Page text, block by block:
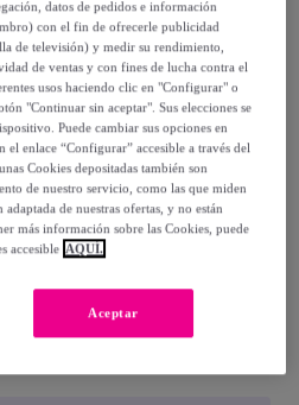
URBANOS
agotándose
datos de pedidos e información
con el fin de ofrecerle publicidad
de televisión) y medir su rendimiento,
de ventas y con fines de lucha contra el
usos haciendo clic en "Configurar" o
"Continuar sin aceptar". Sus elecciones se
Puede cambiar sus opciones en
enlace “Configurar” accesible a través del
Cookies depositadas también son
de nuestro servicio, como las que miden
de nuestras ofertas, y no están
más información sobre las Cookies, puede
accesible AQUÍ.
Aceptar